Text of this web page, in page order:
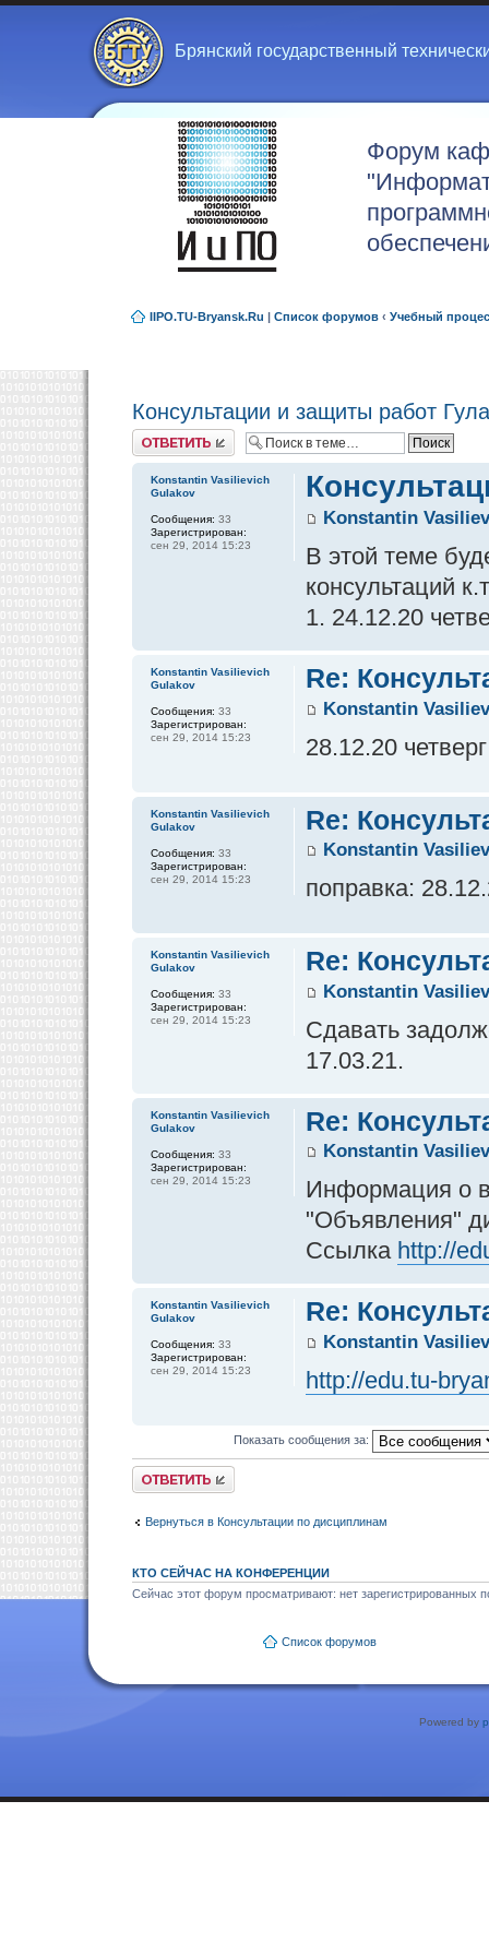
Брянский государственный
Форум
IIPO.TU-Bryansk.Ru | Список форумов ‹ Учебный
Консультации и защиты работ
Ответить
Konstantin
В этой теме
консультаций
1. 24.12.20
Konstantin Vasilievich
Gulakov
Сообщения: 33
Зарегистрирован:
сен 29, 2014 15:23
Re:
Konstantin
28.12.20
Konstantin Vasilievich
Gulakov
Сообщения: 33
Зарегистрирован:
сен 29, 2014 15:23
Re:
Konstantin
поправка:
Konstantin Vasilievich
Gulakov
Сообщения: 33
Зарегистрирован:
сен 29, 2014 15:23
Re:
Konstantin
Сдавать
17.03.21.
Konstantin Vasilievich
Gulakov
Сообщения: 33
Зарегистрирован:
сен 29, 2014 15:23
Re:
Konstantin
Информация о
"Объявления"
Ссылка http://
Konstantin Vasilievich
Gulakov
Сообщения: 33
Зарегистрирован:
сен 29, 2014 15:23
Re:
Konstantin
http://edu.tu-
Konstantin Vasilievich
Gulakov
Сообщения: 33
Зарегистрирован:
сен 29, 2014 15:23
Показать сообщения за:
Ответить
Вернуться в Консультации по дисциплинам
КТО СЕЙЧАС НА КОНФЕРЕНЦИИ
Сейчас этот форум просматривают: нет зарегистрированных
Список форумов
Powered by